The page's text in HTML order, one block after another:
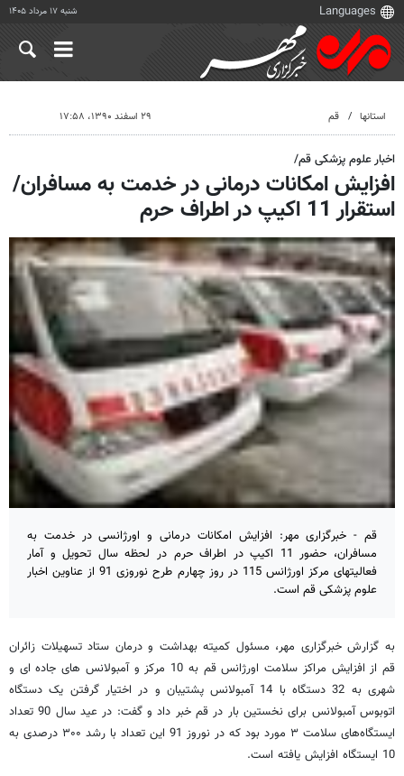
شنبه ۱۷ مرداد ۱۴۰۵
استانها قم ۲۹ اسفند ۱۳۹۰، ۱۷:۵۸
اخبار علوم پزشکی قم/
افزایش امکانات درمانی در خدمت به مسافران/
استقرار 11 اکیپ در اطراف حرم
قم - خبرگزاری مهر: افزایش امکانات درمانی و اورژانسی در خدمت به
مسافران، حضور 11 اکیپ در اطراف حرم در لحظه سال تحویل و آمار
فعالیتهای مرکز اورژانس 115 در روز چهارم طرح نوروزی 91 از عناوین اخبار
علوم پزشکی قم است.
به گزارش خبرگزاری مهر، مسئول کمیته بهداشت و درمان ستاد تسهیلات زائران
قم از افزایش مراکز سلامت اورژانس قم به 10 مرکز و آمبولانس های جاده ای و
شهری به 32 دستگاه با 14 آمبولانس پشتیبان و در اختیار گرفتن یک دستگاه
اتوبوس آمبولانس برای نخستین بار در قم خبر داد و گفت: در عید سال 90 تعداد
ایستگاه‌های سلامت ۳ مورد بود که در نوروز 91 این تعداد با رشد ۳۰۰ درصدی به
10 ایستگاه افزایش یافته است.